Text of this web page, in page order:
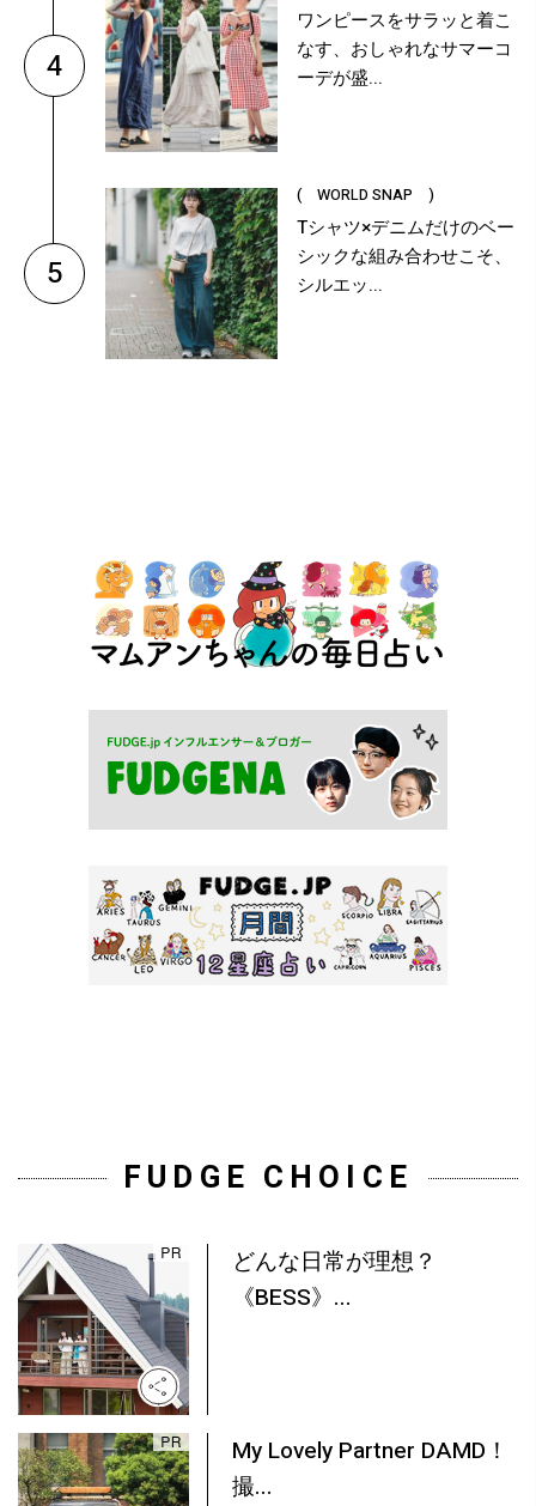
4
ワンピースをサラッと着こ
なす、おしゃれなサマーコ
ーデが盛...
5
( WORLD SNAP )
Tシャツ×デニムだけのベー
シックな組み合わせこそ、
シルエッ...
FUDGE CHOICE
どんな日常が理想？
《BESS》...
My Lovely Partner DAMD！
撮...